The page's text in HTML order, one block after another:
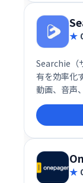
Searchie（
有を効率化
動画、音声
ンツを統
知識や経験
力にサポ
収益化を促
ースで、コ